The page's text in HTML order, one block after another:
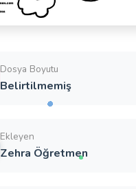
Dosya Boyutu
Belirtilmemiş
Ekleyen
Zehra Öğretmen